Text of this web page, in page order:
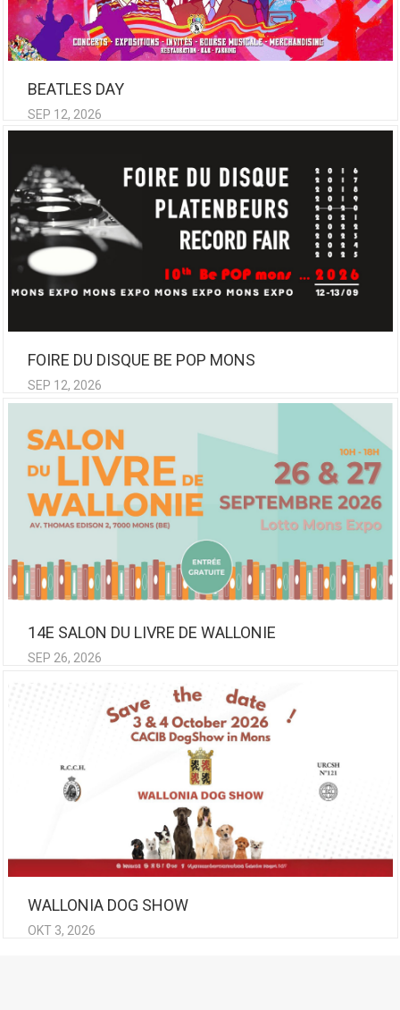
BEATLES DAY
SEP 12, 2026
FOIRE DU DISQUE BE POP MONS
SEP 12, 2026
14E SALON DU LIVRE DE WALLONIE
SEP 26, 2026
WALLONIA DOG SHOW
OKT 3, 2026